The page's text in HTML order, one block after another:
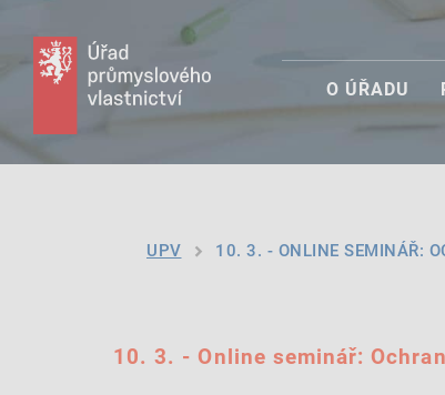
O ÚŘADU
UPV 10. 3. - ONLINE SEMINÁŘ:
10. 3. - Online seminář: